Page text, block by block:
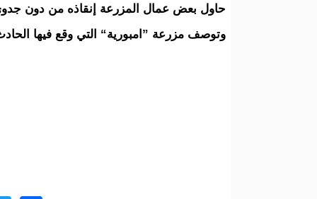
حاول بعض عمال المزرعة إنقاذه من دون
وتوصف مزرعة ”امبورية“ التي وقع فيها